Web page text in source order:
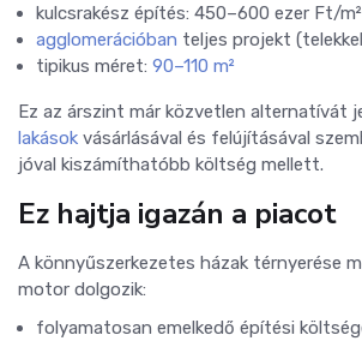
kulcsrakész építés: 450–600 ezer Ft/m²
agglomerációban teljes projekt
tipikus méret: 90–110 m²
Ez az árszint már közvetlen alternatívát
lakások vásárlásával és felújításával
jóval kiszámíthatóbb költség mellett.
Ez hajtja igazán a piacot
A könnyűszerkezetes házak térnyerése
motor dolgozik:
folyamatosan emelkedő építési